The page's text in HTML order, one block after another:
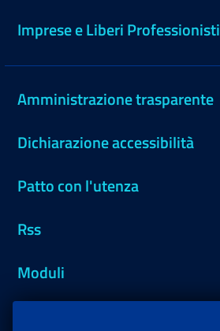
Imprese e Liberi Professionisti
Amministrazione trasparente
Dichiarazione accessibilità
Patto con l'utenza
Rss
Moduli